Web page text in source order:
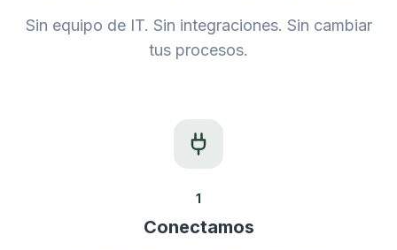
Sin equipo de IT. Sin integraciones. Sin cambiar
tus procesos.
1
Conectamos